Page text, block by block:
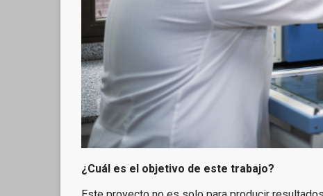
¿Cuál es el objetivo de este trabajo?